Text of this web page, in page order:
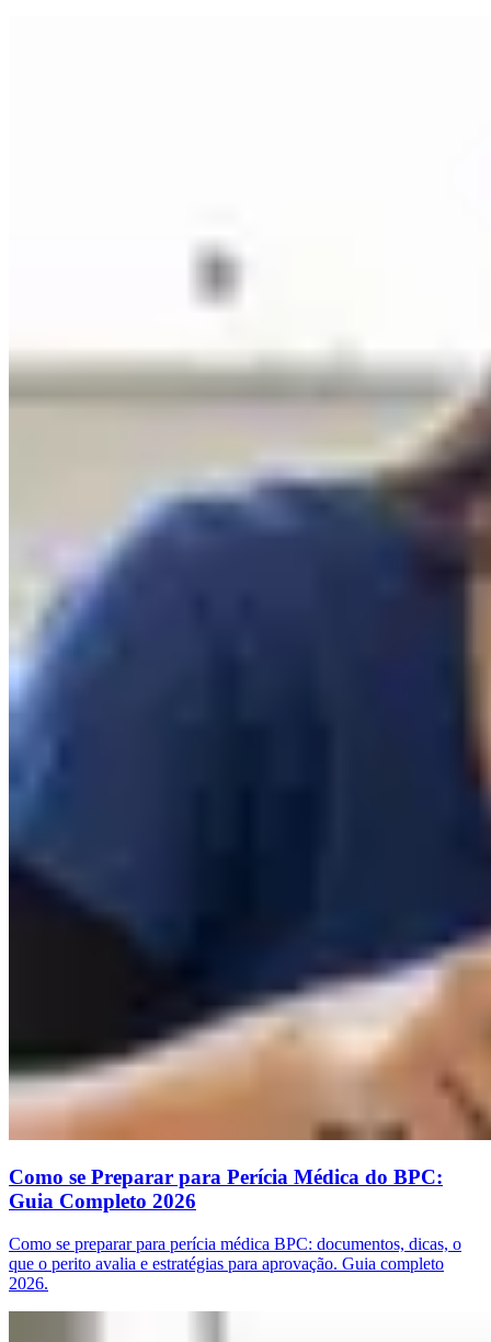
Como se Preparar para Perícia Médica do BPC:
Guia Completo 2026
Como se preparar para perícia médica BPC: documentos, dicas, o
que o perito avalia e estratégias para aprovação. Guia completo
2026.